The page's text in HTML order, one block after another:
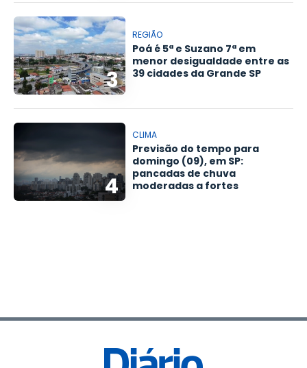
3
REGIÃO
Poá é 5ª e Suzano 7ª em
menor desigualdade entre as
39 cidades da Grande SP
4
CLIMA
Previsão do tempo para
domingo (09), em SP:
pancadas de chuva
moderadas a fortes